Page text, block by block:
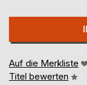
Auf die Merkliste
Titel bewerten